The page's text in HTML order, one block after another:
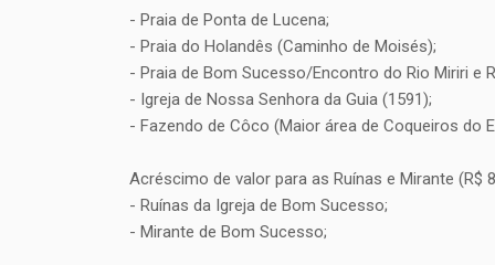
- Praia de Ponta de Lucena;
- Praia do Holandês (Caminho de Moisés);
- Praia de Bom Sucesso/Encontro do Rio Miriri e
- Igreja de Nossa Senhora da Guia (1591);
- Fazendo de Côco (Maior área de Coqueiros do
Acréscimo de valor para as Ruínas e Mirante (R$
- Ruínas da Igreja de Bom Sucesso;
- Mirante de Bom Sucesso;